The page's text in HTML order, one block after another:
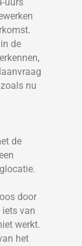
uurs
de
nu
de
door
iets van
werkt.
het